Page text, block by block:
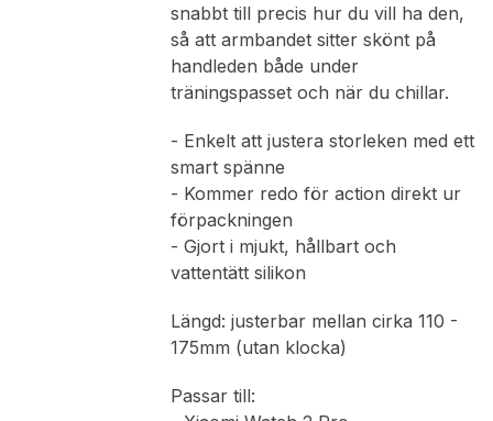
snabbt till precis hur du vill ha den,
så att armbandet sitter skönt på
handleden både under
träningspasset och när du chillar.
- Enkelt att justera storleken med ett
smart spänne
- Kommer redo för action direkt ur
förpackningen
- Gjort i mjukt, hållbart och
vattentätt silikon
Längd: justerbar mellan cirka 110 -
175mm (utan klocka)
Passar till: